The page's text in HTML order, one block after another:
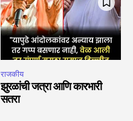
राजकीय
झुरळांची जत्रा आणि कारभारी
सतरा